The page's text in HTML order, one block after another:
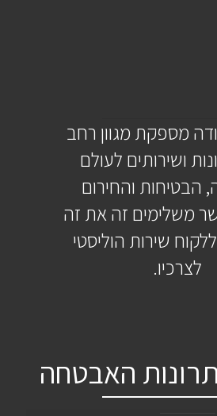
מספקת מגוון רחב
ושירותים לעולם
הבטיחות והחירום
משלימים זה את זה
שירות הוליסטי
לצרכיו.
האבטחה